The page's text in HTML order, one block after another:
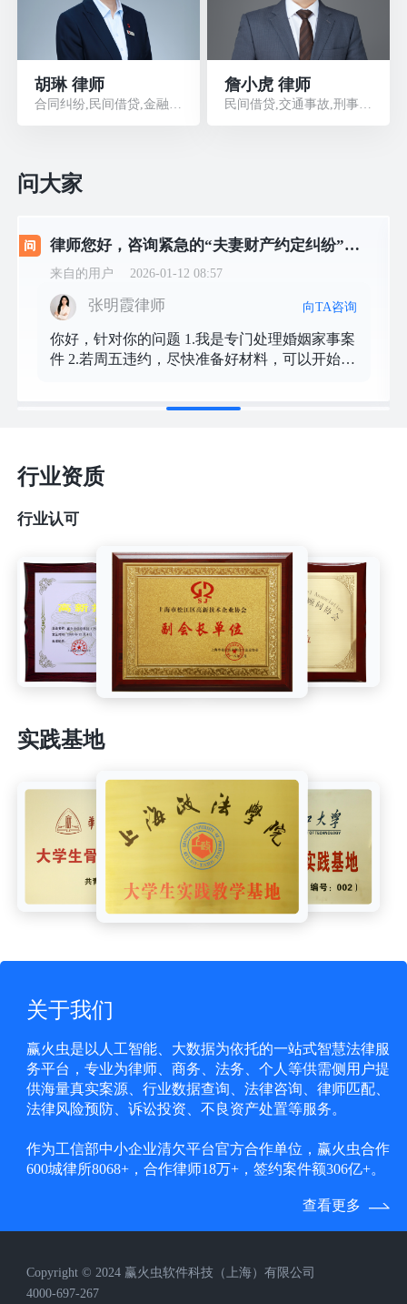
胡琳 律师 詹小虎 律师
问大家
律师您好，咨询紧急的“夫妻财产约定纠纷”。我与丈夫于2025年12月13日签署公证协议，约定其婚前房产35%产权归我。他现已违约并中断支付抚养费。关键证据：1.公证协议原件；2. 他多次承诺（最后确认2026年1月16日办理）又反悔的微信记录；3. 他与单位女同事不正当交往的证据（私密聊天、对方存有我号码的挑衅性备注等）。诉求：诉讼强制履行协议，完成过户。本周五是最后期限，若违约需立即启动程序。 请问：1.您处理此类诉讼的经验？2. 若周五违约，最快步骤？能否申请财产保全？3. 我的证据是否充分？
来自的用户 2026-01-12 08:57
张明霞律师 向TA咨询
你好，针对你的问题 1.我是专门处理婚姻家事案
件 2.若周五违约，尽快准备好材料，可以开始走
行业资质
行业认可
实践基地
关于我们
赢火虫是以人工智能、大数据为依托的一站式智慧法律服
务平台，专业为律师、商务、法务、个人等供需侧用户提
供海量真实案源、行业数据查询、法律咨询、律师匹配、
法律风险预防、诉讼投资、不良资产处置等服务。
作为工信部中小企业清欠平台官方合作单位，赢火虫合作
600城律所8068+，合作律师18万+，签约案件额306亿+。
查看更多
Copyright © 2024 赢火虫软件科技（上海）有限公司
4000-697-267